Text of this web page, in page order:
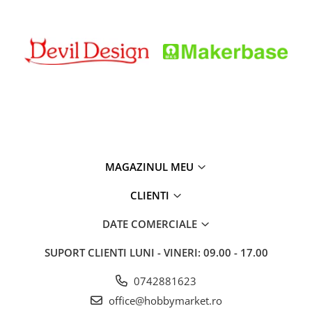
MAGAZINUL MEU
CLIENTI
DATE COMERCIALE
SUPORT CLIENTI LUNI - VINERI: 09.00 - 17.00
0742881623
office@hobbymarket.ro